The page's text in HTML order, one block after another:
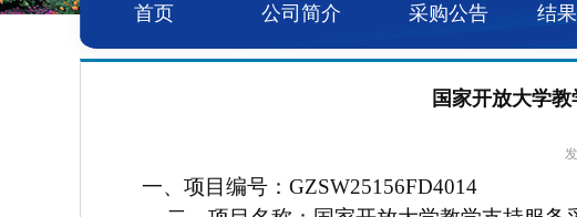
首页 公司简介 采购公告 结
国家开放大学
一、项目编号： GZSW25156FD4014